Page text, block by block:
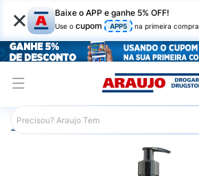
× Baixe o APP e ganhe 5% OFF!
Use o cupom APP5 na primeira compra
Araujo Higiene Pessoal